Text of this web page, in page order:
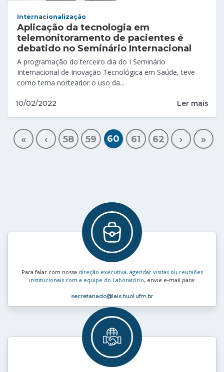
Internacionalização
Aplicação da tecnologia em
telemonitoramento de pacientes é
debatido no Seminário Internacional
A programação do terceiro dia do I Seminário
Internacional de Inovação Tecnológica em Saúde, teve
como tema norteador o uso da...
10/02/2022 Ler mais
« ‹ 58 59 60 61 62 › »
Para falar com nossa direção executiva, agendar visitas ou reuniões
institucionais com a equipe do Laboratório, envie e‑mail para:
secretariado@lais.huol.ufrn.br